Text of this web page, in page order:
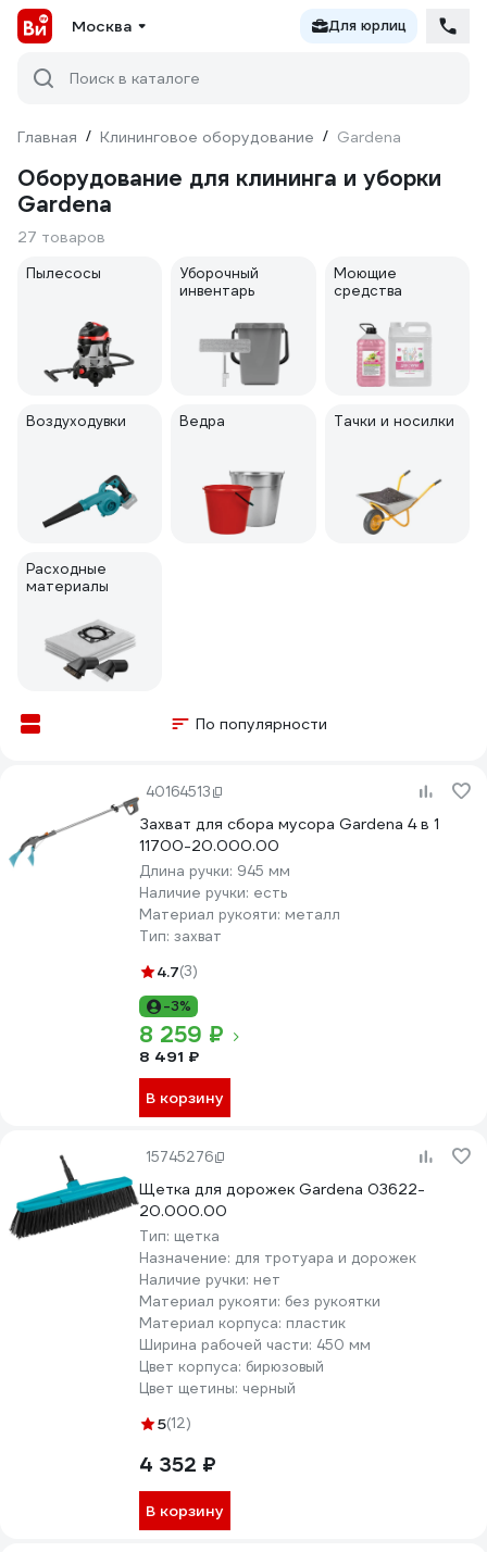
Москва Для юрлиц
Поиск в каталоге
Главная / Клининговое оборудование / Gardena
Оборудование для клининга и уборки
Gardena
27 товаров
Пылесосы
Уборочный
инвентарь
Моющие
средства
Воздуходувки Ведра Тачки и носилки
Расходные
материалы
По популярности
40164513
Захват для сбора мусора Gardena 4 в 1
11700-20.000.00
Длина ручки: 945 мм
Наличие ручки: есть
Материал рукояти: металл
Тип: захват
4.7(3)
-3%
8 259 ₽
8 491 ₽
В корзину
15745276
Щетка для дорожек Gardena 03622-
20.000.00
Тип: щетка
Назначение: для тротуара и дорожек
Наличие ручки: нет
Материал рукояти: без рукоятки
Материал корпуса: пластик
Ширина рабочей части: 450 мм
Цвет корпуса: бирюзовый
Цвет щетины: черный
5(12)
4 352 ₽
В корзину